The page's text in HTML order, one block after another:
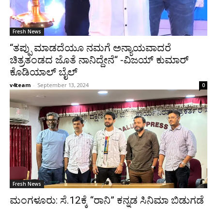
Fresh News
“ತಪ್ಪು ಮಾಡದೆಯೂ ನಮಗೆ ಅನ್ಯಾಯವಾದರೆ
ಚಿತ್ರತಂಡದ ಜೊತೆ ನಾನಿದ್ದೇನೆ“ -ವಿಜಯ್ ಕುಮಾರ್
ಕೊಡಿಯಾಲ್ ಬೈಲ್
v4team - September 13, 2024 0
Fresh News
ಮಂಗಳೂರು: ಸೆ.12ಕ್ಕೆ “ರಾನಿ” ಕನ್ನಡ ಸಿನಿಮಾ ಬಿಡುಗಡೆ